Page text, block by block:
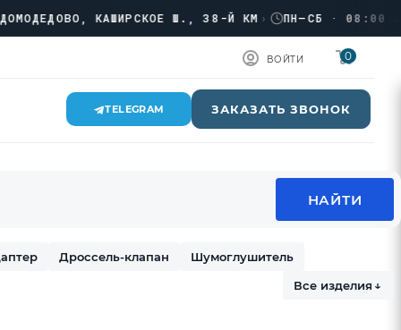
КАШИРСКОЕ Ш., 38-Й КМ › ПН–СБ · 08:00 →
ВОЙТИ 0
TELEGRAM ЗАКАЗАТЬ ЗВОНОК
Дроссель-клапан
Шумоглушитель
Все изделия ↓